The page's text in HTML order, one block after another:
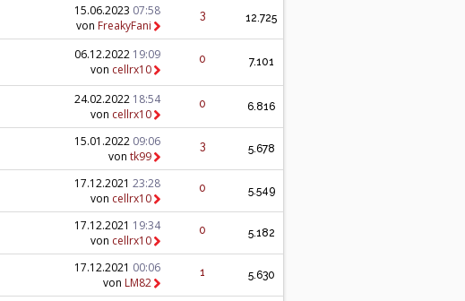
15.06.2023 07:58
von FreakyFani
3 12.725
06.12.2022 19:09
von cellrx10
0 7.101
24.02.2022 18:54
von cellrx10
0 6.816
15.01.2022 09:06
von tk99
3 5.678
17.12.2021 23:28
von cellrx10
0 5.549
17.12.2021 19:34
von cellrx10
0 5.182
17.12.2021 00:06
von LM82
1 5.630